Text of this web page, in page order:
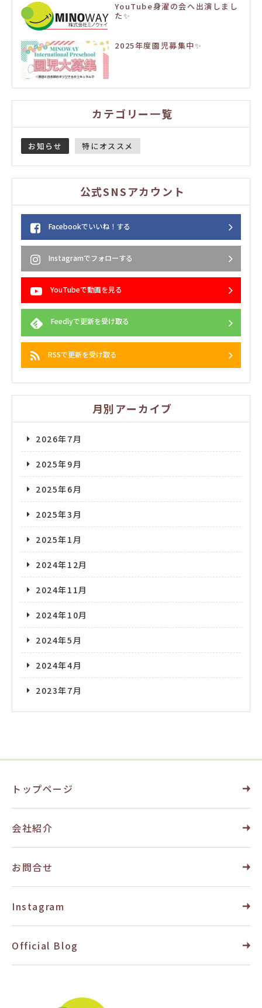
YouTube身濯の会へ出演しまし
た✨
2025年度園児募集中✨
カテゴリー一覧
お知らせ 特にオススメ
公式SNSアカウント
Facebookでいいね！する
Instagramでフォローする
YouTubeで動画を見る
Feedlyで更新を受け取る
RSSで更新を受け取る
月別アーカイブ
2026年7月
2025年9月
2025年6月
2025年3月
2025年1月
2024年12月
2024年11月
2024年10月
2024年5月
2024年4月
2023年7月
トップページ
会社紹介
お問合せ
Instagram
Official Blog